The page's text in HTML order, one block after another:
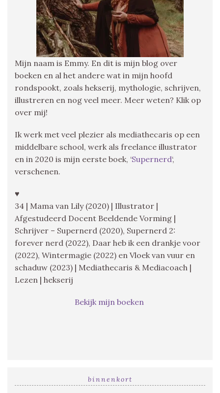
Mijn naam is Emmy. En dit is mijn blog over
boeken en al het andere wat in mijn hoofd
rondspookt, zoals hekserij, mythologie, schrijven,
illustreren en nog veel meer. Meer weten? Klik op
over mij!
Ik werk met veel plezier als mediathecaris op een
middelbare school, werk als freelance illustrator
en in 2020 is mijn eerste boek, ‘Supernerd‘,
verschenen.
♥
34 | Mama van Lily (2020) | Illustrator |
Afgestudeerd Docent Beeldende Vorming |
Schrijver – Supernerd (2020), Supernerd 2:
forever nerd (2022), Daar heb ik een drankje voor
(2022), Wintermagie (2022) en Vloek van vuur en
schaduw (2023) | Mediathecaris & Mediacoach |
Lezen | hekserij
Bekijk mijn boeken
binnenkort